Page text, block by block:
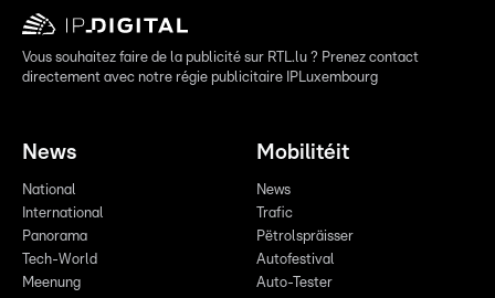
Vous souhaitez faire de la publicité sur RTL.lu ? Prenez contact
directement avec notre régie publicitaire IPLuxembourg
News
National
International
Panorama
Tech-World
Meenung
Mobilitéit
News
Trafic
Pëtrolspräisser
Autofestival
Auto-Tester